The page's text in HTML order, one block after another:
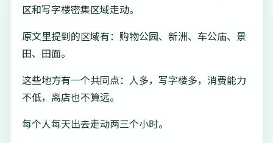
区和写字楼密集区域走动。
原文里提到的区域有：购物公园、新洲、车公庙、景
田、田面。
这些地方有一个共同点：人多，写字楼多，消费能力
不低，离店也不算远。
每个人每天出去走动两三个小时。